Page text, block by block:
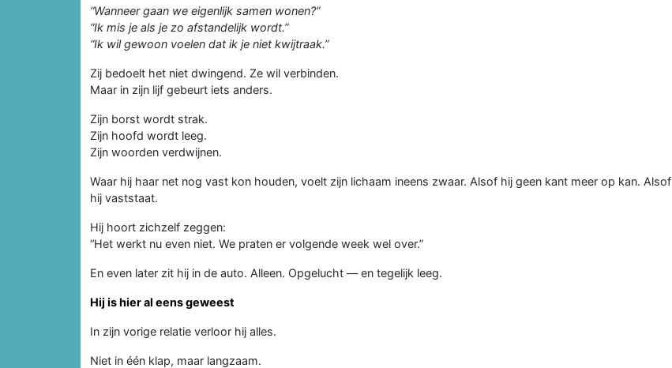
“Wanneer gaan we eigenlijk samen wonen?”
“Ik mis je als je zo afstandelijk wordt.”
“Ik wil gewoon voelen dat ik je niet kwijtraak.”
Zij bedoelt het niet dwingend. Ze wil verbinden.
Maar in zijn lijf gebeurt iets anders.
Zijn borst wordt strak.
Zijn hoofd wordt leeg.
Zijn woorden verdwijnen.
Waar hij haar net nog vast kon houden, voelt zijn lichaam ineens zwaar. Alsof hij geen kant meer op kan. Alsof
hij vaststaat.
Hij hoort zichzelf zeggen:
“Het werkt nu even niet. We praten er volgende week wel over.”
En even later zit hij in de auto. Alleen. Opgelucht — en tegelijk leeg.
Hij is hier al eens geweest
In zijn vorige relatie verloor hij alles.
Niet in één klap, maar langzaam.